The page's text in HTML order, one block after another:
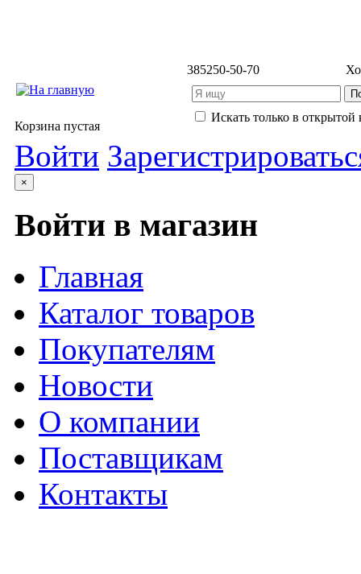
385250-50-70
Искать только в открытой
Корзина пустая
Войти
×
Войти в магазин
Главная
Каталог товаров
Покупателям
Новости
О компании
Поставщикам
Контакты